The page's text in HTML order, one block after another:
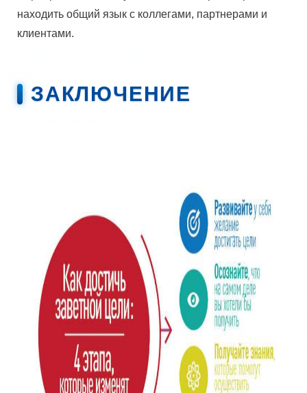
находить общий язык с коллегами, партнерами и
клиентами.
ЗАКЛЮЧЕНИЕ